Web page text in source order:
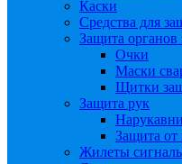
Каски
Средства для
Защита органов
Очки
Маски
Щитки
Защита рук
Защита от
Жилеты